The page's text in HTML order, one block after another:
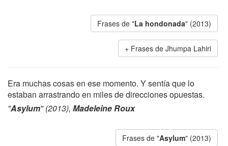
Frases de "La hondonada" (2013)
Frases de Jhumpa Lahiri
Era muchas cosas en ese momento. Y sentía que lo
estaban arrastrando en miles de direcciones opuestas.
"Asylum" (2013), Madeleine Roux
Frases de "Asylum" (2013)